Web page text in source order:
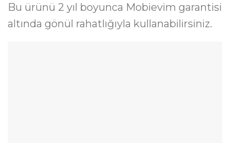
Bu ürünü 2 yıl boyunca Mobievim garantisi
altında gönül rahatlığıyla kullanabilirsiniz.